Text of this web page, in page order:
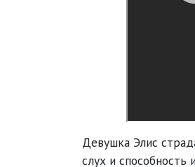
Девушка Элис
слух и способность